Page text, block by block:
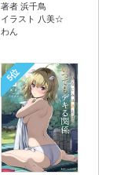
著者 浜千鳥
イラスト 八美☆
わん
5位